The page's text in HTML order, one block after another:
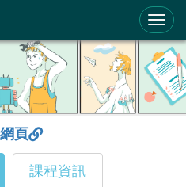
系統
頁
課程資訊